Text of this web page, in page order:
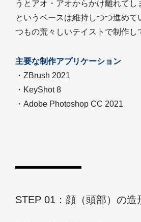
うとアオ・アオからかけ離れてし
というベースは維持しつつ進めて
つもの荒々しいテイストで制作し
主要な制作アプリケーション
・ZBrush 2021
・KeyShot 8
・Adobe Photoshop CC 2021
STEP 01：顔（頭部）の造